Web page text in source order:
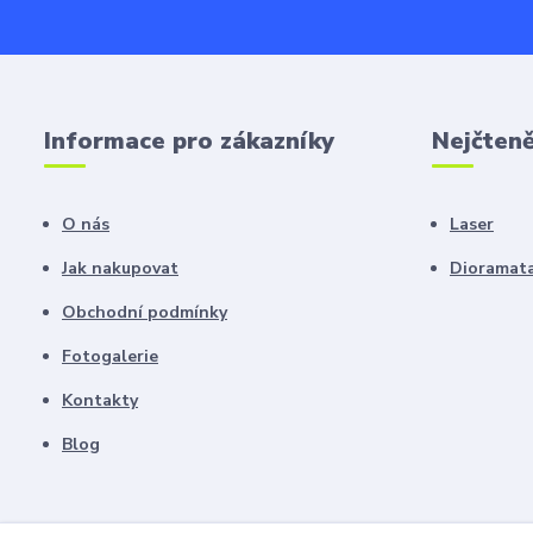
Informace pro zákazníky
O nás
Jak nakupovat
Obchodní podmínky
Fotogalerie
Kontakty
Blog
Laser